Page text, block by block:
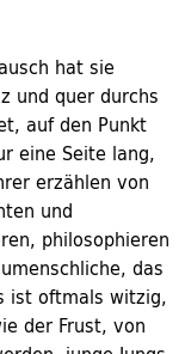
hat sie
und quer durchs
auf den Punkt
eine Seite lang,
erzählen von
und
philosophieren
das
ist oftmals witzig,
der Frust, von